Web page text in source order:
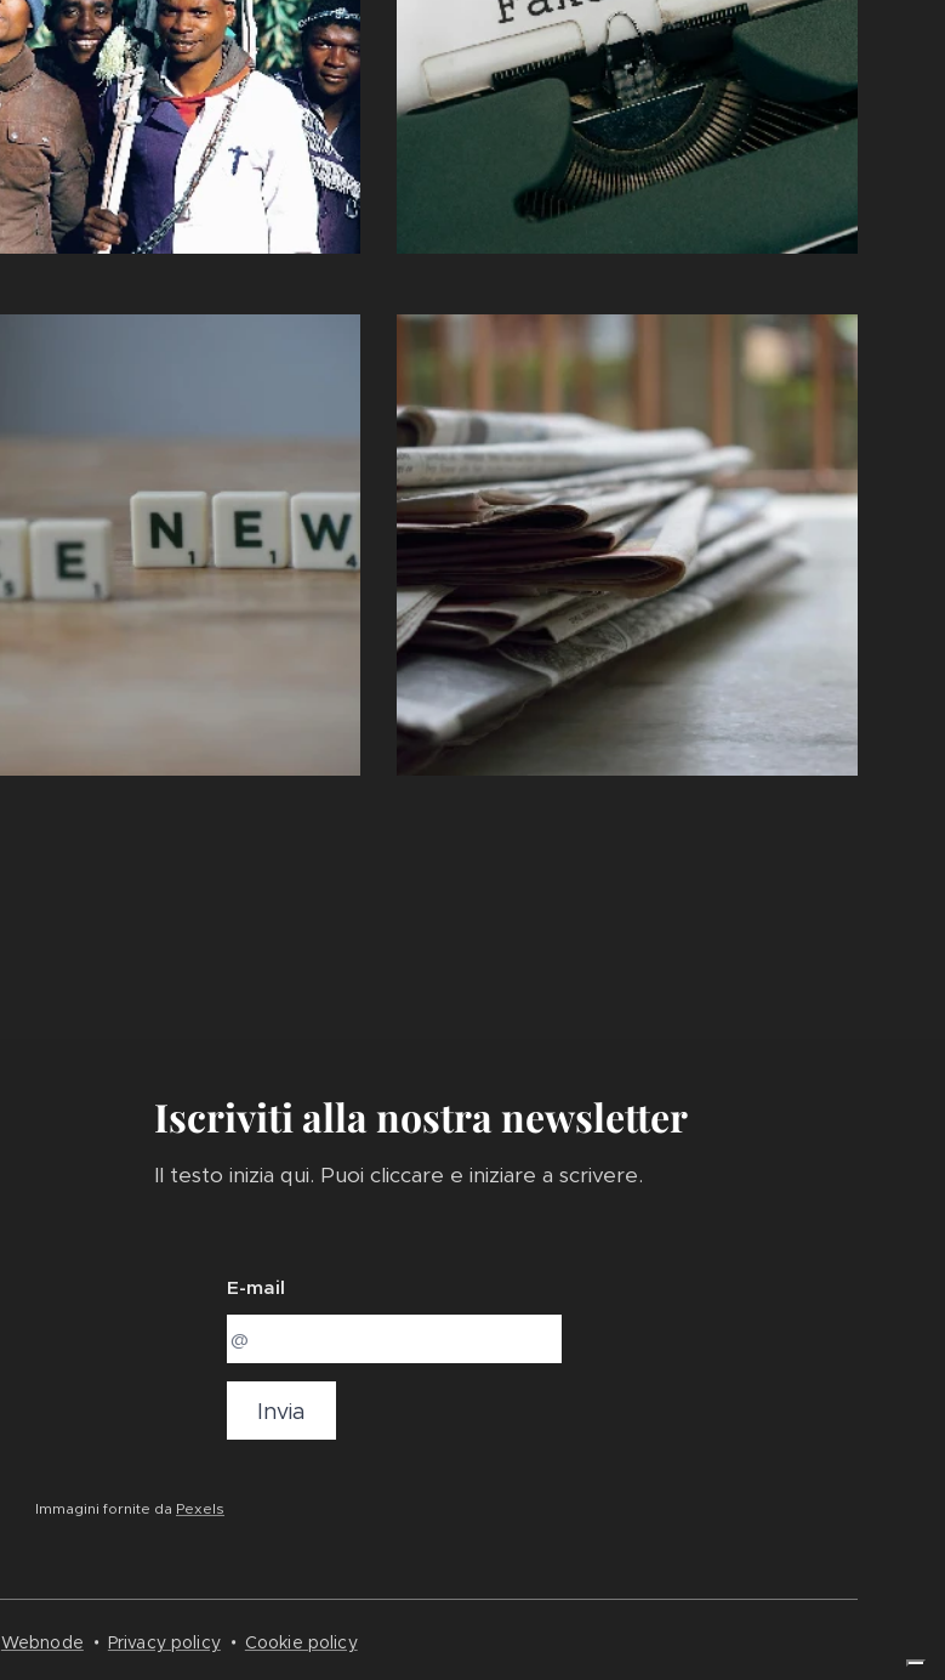
Iscriviti alla nostra newsletter
Il testo inizia qui. Puoi cliccare e iniziare a scrivere.
E-mail
Invia
Immagini fornite da Pexels
Webnode Privacy policy Cookie policy